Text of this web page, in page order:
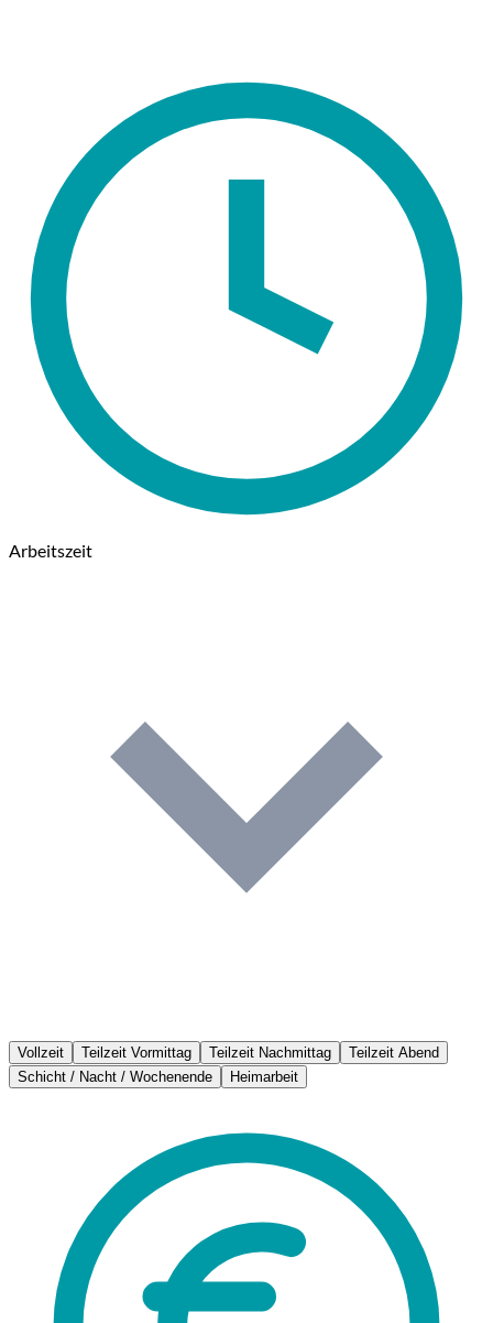
Arbeitszeit
Vollzeit Teilzeit Vormittag Teilzeit Nachmittag
Teilzeit Abend
Schicht / Nacht / Wochenende
Heimarbeit